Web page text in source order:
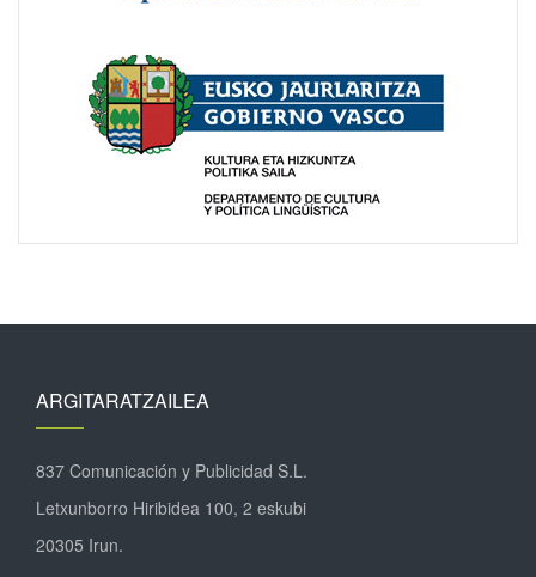
ARGITARATZAILEA
837 Comunicación y Publicidad S.L.
Letxunborro Hiribidea 100, 2 eskubi
20305 Irun.